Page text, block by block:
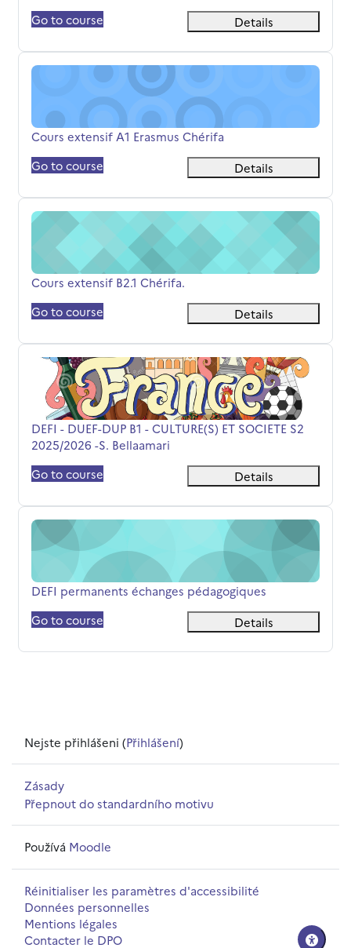
Go to course
Details
Cours extensif A1 Erasmus Chérifa
Název kurzu
Cours extensif A1 Erasmus Chérifa
Go to course
Details
Cours extensif B2.1 Chérifa.
Název kurzu
Cours extensif B2.1 Chérifa.
Go to course
Details
DEFI - DUEF-DUP B1 - CULTURE(S) ET SOCIETE S2
Název kurzu
DEFI - DUEF-DUP B1 - CULTURE(S) ET SOCIETE S2
2025/2026 -S. Bellaamari
Go to course
Details
DEFI permanents échanges pédagogiques
Název kurzu
DEFI permanents échanges pédagogiques
Go to course
Details
Nejste přihlášeni (Přihlášení)
Zásady
Přepnout do standardního motivu
Používá Moodle
Réinitialiser les paramètres d'accessibilité
Données personnelles
Mentions légales
Contacter le DPO